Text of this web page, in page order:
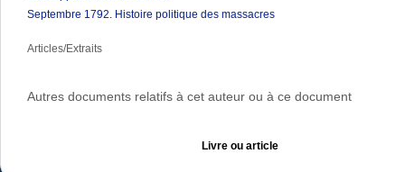
Septembre 1792. Histoire politique des massacres
Articles/Extraits
Autres documents relatifs à cet auteur ou à ce document
Livre ou article